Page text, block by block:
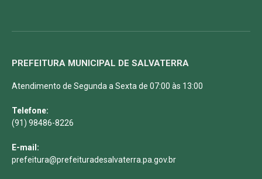
PREFEITURA MUNICIPAL DE SALVATERRA
Atendimento de Segunda a Sexta de 07:00 às 13:00
Telefone:
(91) 98486-8226
E-mail:
prefeitura@prefeituradesalvaterra.pa.gov.br